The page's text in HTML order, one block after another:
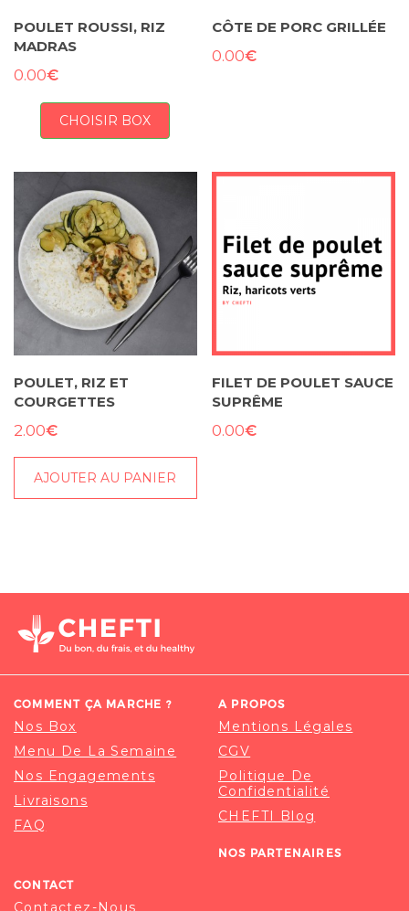
POULET ROUSSI, RIZ
MADRAS
0.00€
CHOISIR BOX
CÔTE DE PORC GRILLÉE
0.00€
POULET, RIZ ET
COURGETTES
2.00€
AJOUTER AU PANIER
FILET DE POULET SAUCE
SUPRÊME
0.00€
COMMENT ÇA MARCHE ?
Nos Box
Menu De La Semaine
Nos Engagements
Livraisons
FAQ
A PROPOS
Mentions Légales
CGV
Politique De
Confidentialité
CHEFTI Blog
NOS PARTENAIRES
CONTACT
Contactez-Nous